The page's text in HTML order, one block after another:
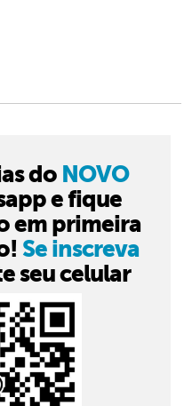
do NOVO
e fique
em primeira
Se inscreva
seu celular